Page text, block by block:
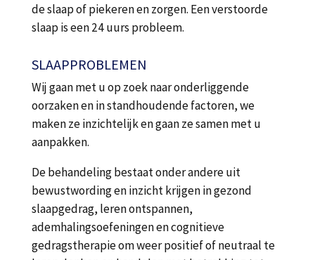
de slaap of piekeren en zorgen. Een verstoorde
slaap is een 24 uurs probleem.
SLAAPPROBLEMEN
Wij gaan met u op zoek naar onderliggende
oorzaken en in standhoudende factoren, we
maken ze inzichtelijk en gaan ze samen met u
aanpakken.
De behandeling bestaat onder andere uit
bewustwording en inzicht krijgen in gezond
slaapgedrag, leren ontspannen,
ademhalingsoefeningen en cognitieve
gedragstherapie om weer positief of neutraal te